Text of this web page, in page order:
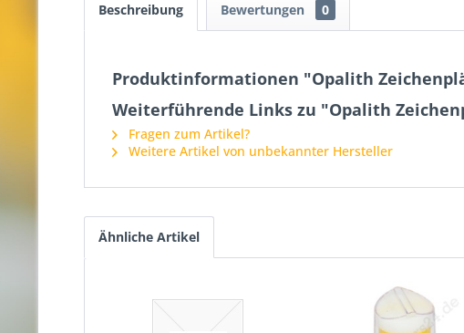
Beschreibung Bewertungen 0
Produktinformationen "Opalith
Weiterführende Links zu "Opalith
Fragen zum Artikel?
Weitere Artikel von unbekannter Hersteller
Ähnliche Artikel